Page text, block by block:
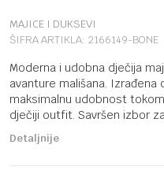
MAJICE I DUKSEVI
ŠIFRA ARTIKLA: 2166149-BONE
Moderna i udobna dječija
avanture mališana.
maksimalnu udobnost
dječiji outfit. Savršen izbor
Detaljnije